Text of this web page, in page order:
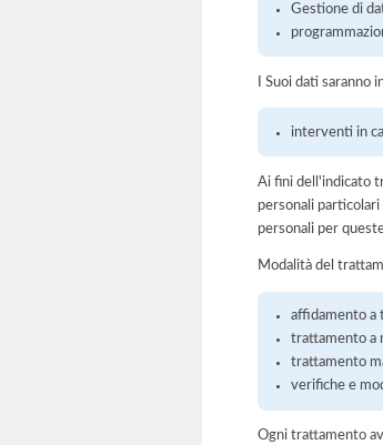
Gestione di
I Suoi dati
interventi in
Ai fini dell'indicato
personali
personali per
Modalità del
affidamento a
trattamento a
trattamento
verifiche e
Ogni trattamento